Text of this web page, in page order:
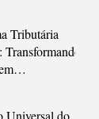
Tributária
Universal do